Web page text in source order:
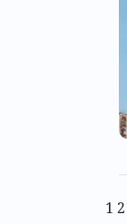
1 2